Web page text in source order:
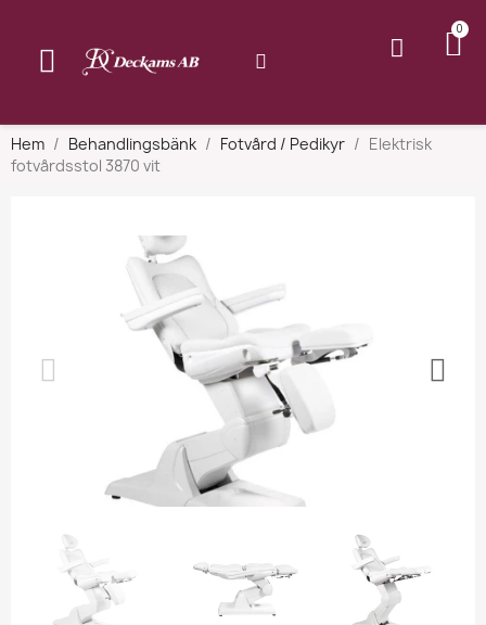
Hem Behandlingsbänk Fotvård / Pedikyr
Elektrisk
fotvårdsstol 3870 vit